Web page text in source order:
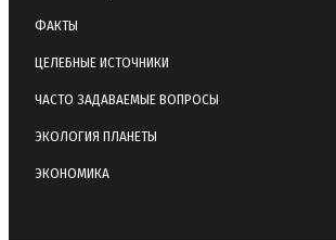
ФАКТЫ
ЦЕЛЕБНЫЕ ИСТОЧНИКИ
ЧАСТО ЗАДАВАЕМЫЕ ВОПРОСЫ
ЭКОЛОГИЯ ПЛАНЕТЫ
ЭКОНОМИКА